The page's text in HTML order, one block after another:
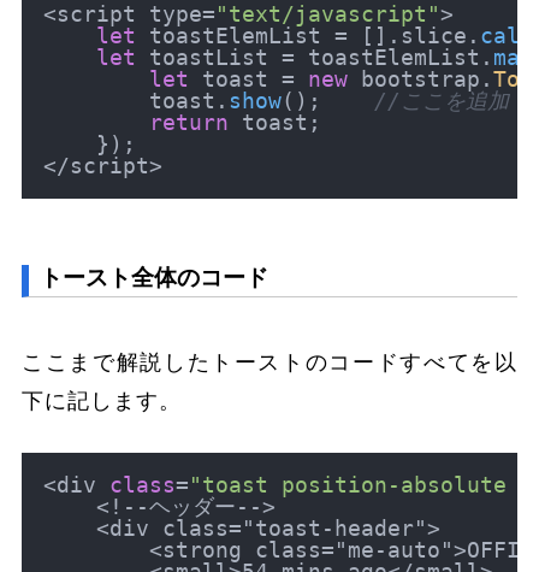
<script type="text/javascript">
let toastElemList = []. slice . call
let toastList = toastElemList. map
let toast = new bootstrap.
        toast.
show(); //ここを追加
return toast;
    });
トースト全体のコード
ここまで解説したトーストのコードすべてを以
下に記します。
<div class="toast position-absolute
    <!--ヘッダー-->
    <div class="toast-header">
<strong class="me-